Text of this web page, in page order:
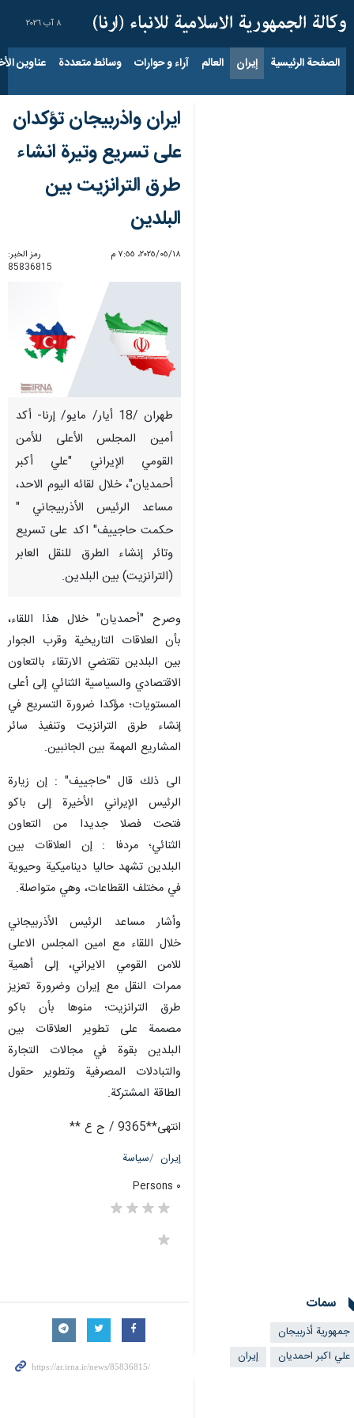
٨ آب ٢٠٢٦
الصفحة الرئيسية إيران العالم آراء و حوارات وسائط متعددة عناوين
ايران واذربيجان تؤكدان
على تسريع وتيرة انشاء
طرق الترانزيت بين
البلدين
١٨‏/٠٥‏/٢٠٢٥، ٧:٥٥ م
رمز الخبر:
85836815
طهران /18 أيار/ مايو/ إرنا- أكد
أمين المجلس الأعلى للأمن
القومي الإيراني "علي أكبر
أحمديان"، خلال لقائه اليوم الاحد،
مساعد الرئيس الأذربيجاني "
حكمت حاجييف" اكد على تسريع
وتائر إنشاء الطرق للنقل العابر
(الترانزيت) بين البلدين.
وصرح "أحمديان" خلال هذا اللقاء،
بأن العلاقات التاريخية وقرب الجوار
بين البلدين تقتضي الارتقاء بالتعاون
الاقتصادي والسياسية الثنائي إلى أعلى
المستويات؛ مؤكدا ضرورة التسريع في
إنشاء طرق الترانزيت وتنفيذ سائر
المشاريع المهمة بين الجانبين.
الى ذلك قال "حاجييف" : إن زيارة
الرئيس الإيراني الأخيرة إلى باكو
فتحت فصلا جديدا من التعاون
الثنائي؛ مردفا : إن العلاقات بين
البلدين تشهد حاليا ديناميكية وحيوية
في مختلف القطاعات، وهي متواصلة.
وأشار مساعد الرئيس الأذربيجاني
خلال اللقاء مع امين المجلس الاعلى
للامن القومي الايراني، إلى أهمية
ممرات النقل مع إيران وضرورة تعزيز
طرق الترانزيت؛ منوها بأن باكو
مصممة على تطوير العلاقات بين
البلدين بقوة في مجالات التجارة
والتبادلات المصرفية وتطوير حقول
الطاقة المشتركة.
انتهى**9365 / ح ع **
إيران
سياسة
٠ Persons
سمات
جمهورية أذربيجان
علي اکبر احمدیان
إيران